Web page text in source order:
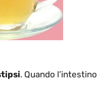
. Quando l’intestino